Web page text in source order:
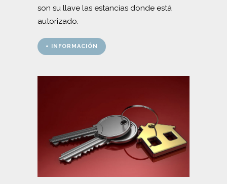
son su llave las estancias donde está
autorizado.
+ INFORMACIÓN